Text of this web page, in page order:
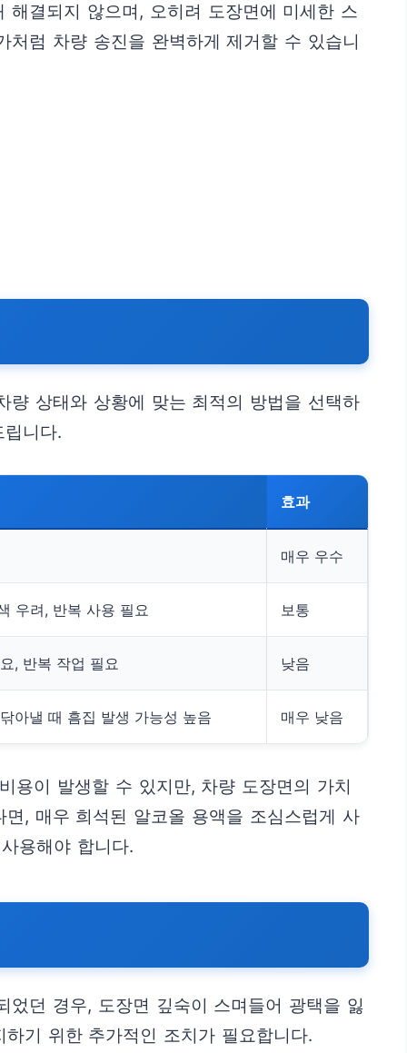
결되지 않으며, 오히려 도장면에 미세한 스
럼 차량 송진을 완벽하게 제거할 수 있습니
량 상태와 상황에 맞는 최적의 방법을 선택하
니다.
효과
매우 우수
우려, 반복 사용 필요 보통
, 반복 작업 필요 낮음
아낼 때 흠집 발생 가능성 높음 매우 낮음
용이 발생할 수 있지만, 차량 도장면의 가치
, 매우 희석된 알코올 용액을 조심스럽게 사
용해야 합니다.
던 경우, 도장면 깊숙이 스며들어 광택을 잃
기 위한 추가적인 조치가 필요합니다.